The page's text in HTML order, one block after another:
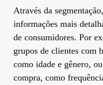
Através da
informações mais
de consumidores. Por
grupos de clientes com
como idade e gênero,
compra, como